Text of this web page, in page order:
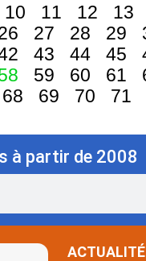
10 11 12 13
27 28 29
43 44 45
59 60 61
68
69 70 71
à partir de 2008
ACTUALITÉ